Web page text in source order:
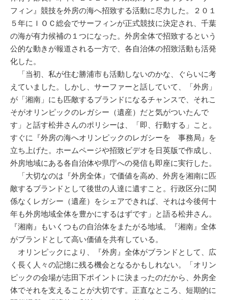
フィン』競技を外房の海へ招致する活動に尽力した。２０１
５年にＩＯＣ総会でサーフィンが正式競技に決定され、千葉
の海が有力候補の１つになった。外房全体で招致するという
公的な動きが報道される一方で、各自治体の招致活動も活発
化した。
「当初、私が住む勝浦市も活動しないのかな、ぐらいに考
えていました。しかし、サーファーと話していて、「外房」
が「湘南」にも匹敵するブランドになるチャンスで、それこ
そがオリンピックのレガシー（遺産）だと気がついたんで
す」と話す松井さんのポリシーは、「即、行動する」こと。
すぐに『外房の海へオリンピックのレガシーを 事務局』を
立ち上げた。ホームページや招致ビデオを日英版で作成し、
外房地域にある各自治体や県庁への発信も即座に実行した。
「大切なのは『外房全体』で価値を高め、外房を湘南に匹
敵するブランドとして後世の人達に遺すこと。行政区分に関
係なくレガシー（遺産）をシェアできれば、それは今後何十
年も外房地域全体を豊かにするはずです」と語る松井さん。
『湘南』もいくつもの自治体をまたがる地域。『湘南』全体
がブランドとして高い価値を共有している。
オリンピックにより、『外房』全体がブランドとして、広
く長く人々の記憶に残る機会となるかもしれない。「オリン
ピックの会場が志田下ポイントに決まったのだから、外房全
体でそれを支えることが大切です。正直なところ、短期的に